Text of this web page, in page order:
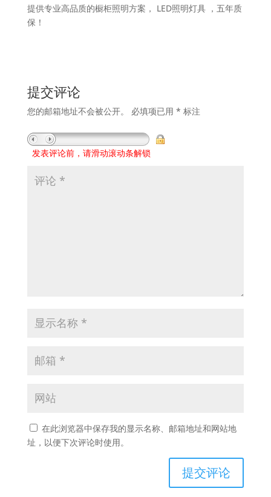
提供专业高品质的橱柜照明方案， LED照明灯具 ，五年质
保！
提交评论
您的邮箱地址不会被公开。 必填项已用 * 标注
发表评论前，请滑动滚动条解锁
在此浏览器中保存我的显示名称、邮箱地址和网站地
址，以便下次评论时使用。